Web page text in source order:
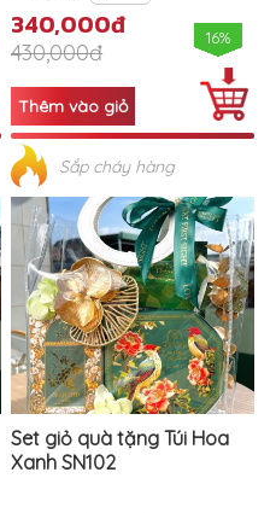
340,000đ
430,000đ
16%
Sắp cháy hàng
Set giỏ quà tặng Túi Hoa
Xanh SN102